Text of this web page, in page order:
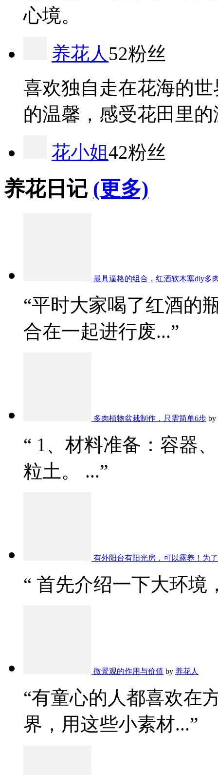
心境。
养花人 52粉丝
喜欢独自走在花海的
的温馨，感受花田里
花小姐42粉丝
养花日记 (更多)
最具逼格的组合，红酒软木塞diy多
“平时大家喝了红酒的
合在一起进行废...”
多肉植物盆栽制作，只需简单6步 by
“ 1、材料准备：容器
粒土。 ...”
有外阳台有阳光房，可以露养！为
“ 首先介绍一下大环境
微景观的作用与价值 by 养花人
“有童心的人都喜欢在
界，用这些小素材...”